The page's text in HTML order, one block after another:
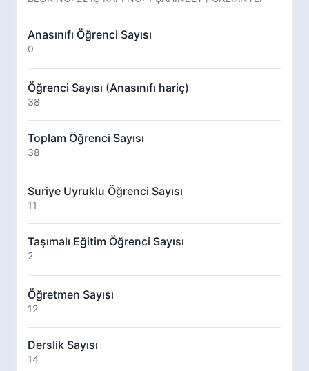
Anasınıfı Öğrenci Sayısı
0
Öğrenci Sayısı (Anasınıfı hariç)
38
Toplam Öğrenci Sayısı
38
Suriye Uyruklu Öğrenci Sayısı
11
Taşımalı Eğitim Öğrenci Sayısı
2
Öğretmen Sayısı
12
Derslik Sayısı
14